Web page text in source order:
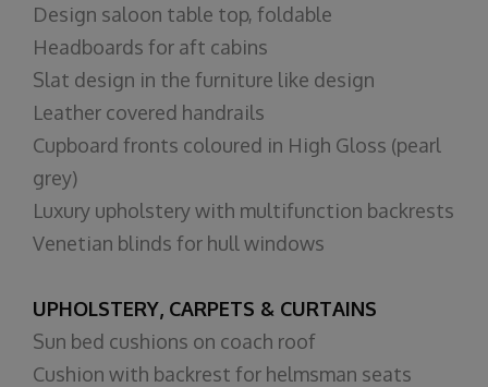
Design saloon table top, foldable
Headboards for aft cabins
Slat design in the furniture like design
Leather covered handrails
Cupboard fronts coloured in High Gloss (pearl
grey)
Luxury upholstery with multifunction backrests
Venetian blinds for hull windows
UPHOLSTERY, CARPETS & CURTAINS
Sun bed cushions on coach roof
Cushion with backrest for helmsman seats